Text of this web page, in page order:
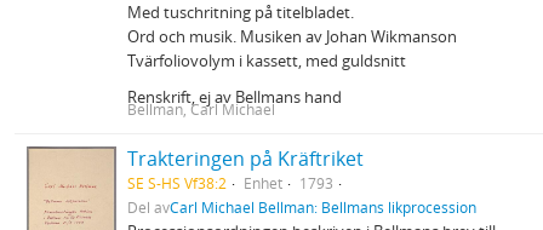
Med tuschritning på titelbladet.
Ord och musik. Musiken av Johan Wikmanson
Tvärfoliovolym i kassett, med guldsnitt
Renskrift, ej av Bellmans hand
Bellman, Carl Michael
Trakteringen på Kräftriket
SE S-HS Vf38:2 Enhet
1793
Del avCarl Michael Bellman: Bellmans likprocession